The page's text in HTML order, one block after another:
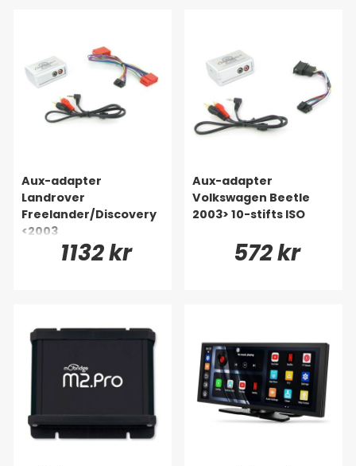
Aux-adapter
Landrover
Freelander/Discovery
<2003
1132 kr
Aux-adapter
Volkswagen Beetle
2003> 10-stifts ISO
572 kr